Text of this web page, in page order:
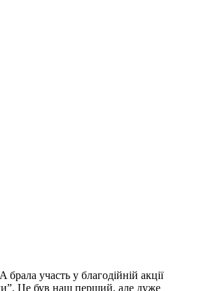
участь у благодійній акції
Це був наш перший, але дуже